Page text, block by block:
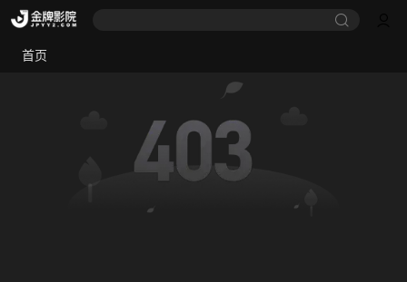
首页